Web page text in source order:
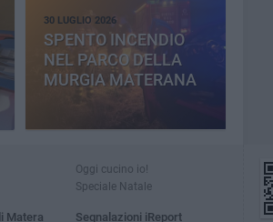
30 LUGLIO 2026
SPENTO INCENDIO
NEL PARCO DELLA
MURGIA MATERANA
Matera
Oggi cucino io!
Speciale Natale
Segnalazioni iReport